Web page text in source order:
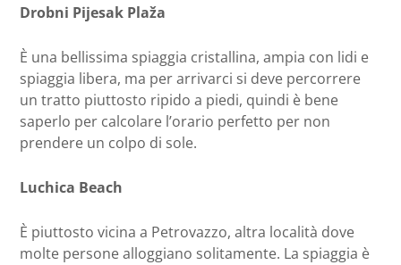
Drobni Pijesak Plaža
È una bellissima spiaggia cristallina, ampia con lidi e
spiaggia libera, ma per arrivarci si deve percorrere
un tratto piuttosto ripido a piedi, quindi è bene
saperlo per calcolare l’orario perfetto per non
prendere un colpo di sole.
Luchica Beach
È piuttosto vicina a Petrovazzo, altra località dove
molte persone alloggiano solitamente. La spiaggia è